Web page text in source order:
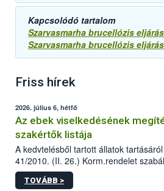
Kapcsolódó tartalom
Szarvasmarha brucellózis
Szarvasmarha brucellózis
Friss hírek
2026. július 6, hétfő
Az ebek viselkedésének
szakértők listája
A kedvtelésből tartott állatok
41/2010. (II. 26.) Korm.rendelet
sérülés, illetve ennek veszélye
hatósági feladatokat, valamint a
TOVÁBB >